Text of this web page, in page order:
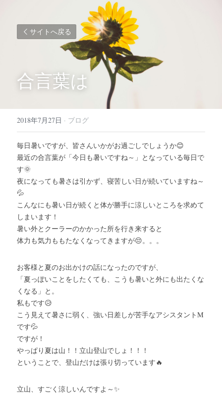
サイトへ戻る
合言葉は
2018年7月27日 · ブログ
毎日暑いですが、皆さんいかがお過ごしでしょうか😊
最近の合言葉が「今日も暑いですね～」となっている毎日で
す🌞
夜になっても暑さは引かず、寝苦しい日が続いていますね～
💦
こんなにも暑い日が続くと体が勝手に涼しいところを求めて
しまいます！
暑い外とクーラーのかかった所を行き来すると
体力も気力ももたなくなってきますが😔。。。
お客様と夏のお出かけの話になったのですが、
「夏っぽいことをしたくても、こうも暑いと外にも出たくな
くなる」と。
私もです😥
こう見えて暑さに弱く、強い日差しが苦手なアシスタントM
です💦
ですが！
やっぱり夏は山！！立山登山でしょ！！！
ということで、登山だけは張り切っています🔥
立山、すごく涼しいんですよ～✨